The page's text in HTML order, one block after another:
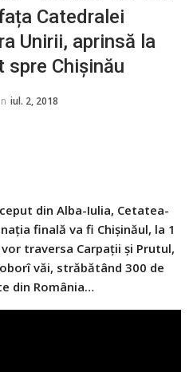
Catedralei
Unirii, aprinsă la
spre Chișinău
iul. 2, 2018
din Alba-Iulia, Cetatea-
finală va fi Chișinăul, la 1
traversa Carpații și Prutul,
văi, străbătând 300 de
din România…